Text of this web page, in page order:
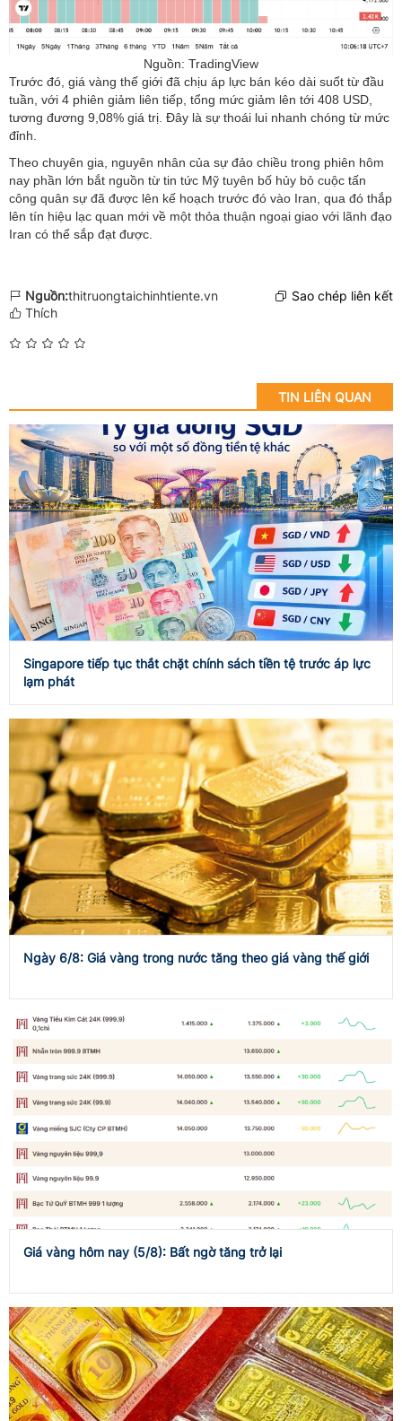
Nguồn: TradingView
Trước đó, giá vàng thế giới đã chịu áp lực bán kéo dài suốt từ đầu
tuần, với 4 phiên giảm liên tiếp, tổng mức giảm lên tới 408 USD,
tương đương 9,08% giá trị. Đây là sự thoái lui nhanh chóng từ mức
đỉnh.
Theo chuyên gia, nguyên nhân của sự đảo chiều trong phiên hôm
nay phần lớn bắt nguồn từ tin tức Mỹ tuyên bố hủy bỏ cuộc tấn
công quân sự đã được lên kế hoạch trước đó vào Iran, qua đó thắp
lên tín hiệu lạc quan mới về một thỏa thuận ngoại giao với lãnh đạo
Iran có thể sắp đạt được.
Nguồn:thitruongtaichinhtiente.vn
Sao chép liên kết
Thích
TIN LIÊN QUAN
Singapore tiếp tục thắt chặt chính sách tiền tệ trước áp lực
lạm phát
Ngày 6/8: Giá vàng trong nước tăng theo giá vàng thế giới
Giá vàng hôm nay (5/8): Bất ngờ tăng trở lại